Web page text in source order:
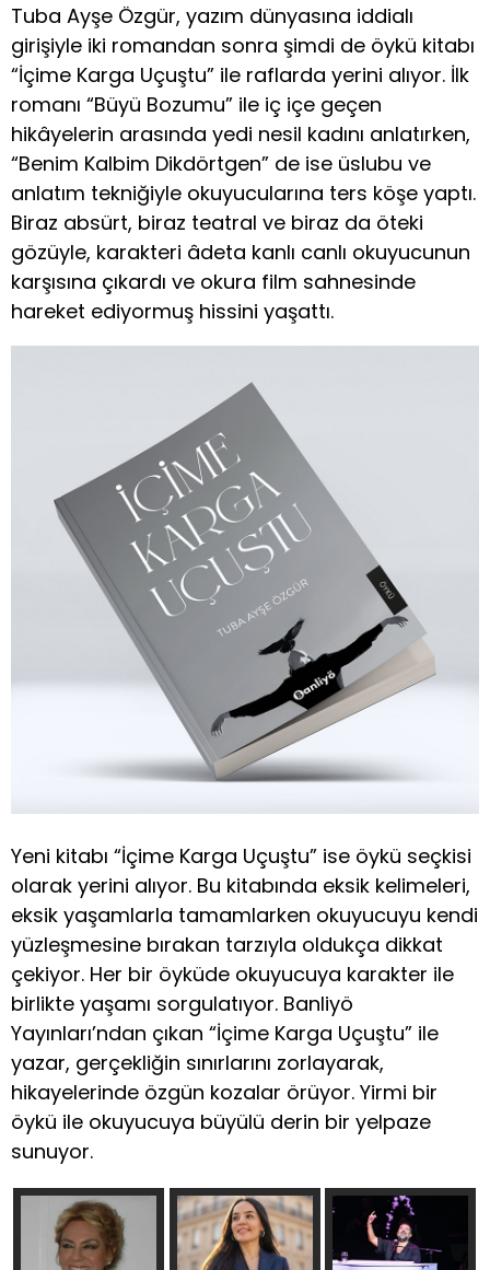
Tuba Ayşe Özgür, yazım dünyasına iddialı
girişiyle iki romandan sonra şimdi de öykü kitabı
“İçime Karga Uçuştu” ile raflarda yerini alıyor. İlk
romanı “Büyü Bozumu” ile iç içe geçen
hikâyelerin arasında yedi nesil kadını anlatırken,
“Benim Kalbim Dikdörtgen” de ise üslubu ve
anlatım tekniğiyle okuyucularına ters köşe yaptı.
Biraz absürt, biraz teatral ve biraz da öteki
gözüyle, karakteri âdeta kanlı canlı okuyucunun
karşısına çıkardı ve okura film sahnesinde
hareket ediyormuş hissini yaşattı.
Yeni kitabı “İçime Karga Uçuştu” ise öykü seçkisi
olarak yerini alıyor. Bu kitabında eksik kelimeleri,
eksik yaşamlarla tamamlarken okuyucuyu kendi
yüzleşmesine bırakan tarzıyla oldukça dikkat
çekiyor. Her bir öyküde okuyucuya karakter ile
birlikte yaşamı sorgulatıyor. Banliyö
Yayınları’ndan çıkan “İçime Karga Uçuştu” ile
yazar, gerçekliğin sınırlarını zorlayarak,
hikayelerinde özgün kozalar örüyor. Yirmi bir
öykü ile okuyucuya büyülü derin bir yelpaze
sunuyor.